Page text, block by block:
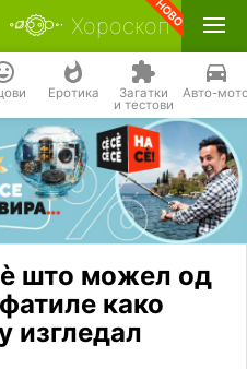
Хороскоп
Еротика Загатки
и тестови
Авто-
што можел од
како
изгледал